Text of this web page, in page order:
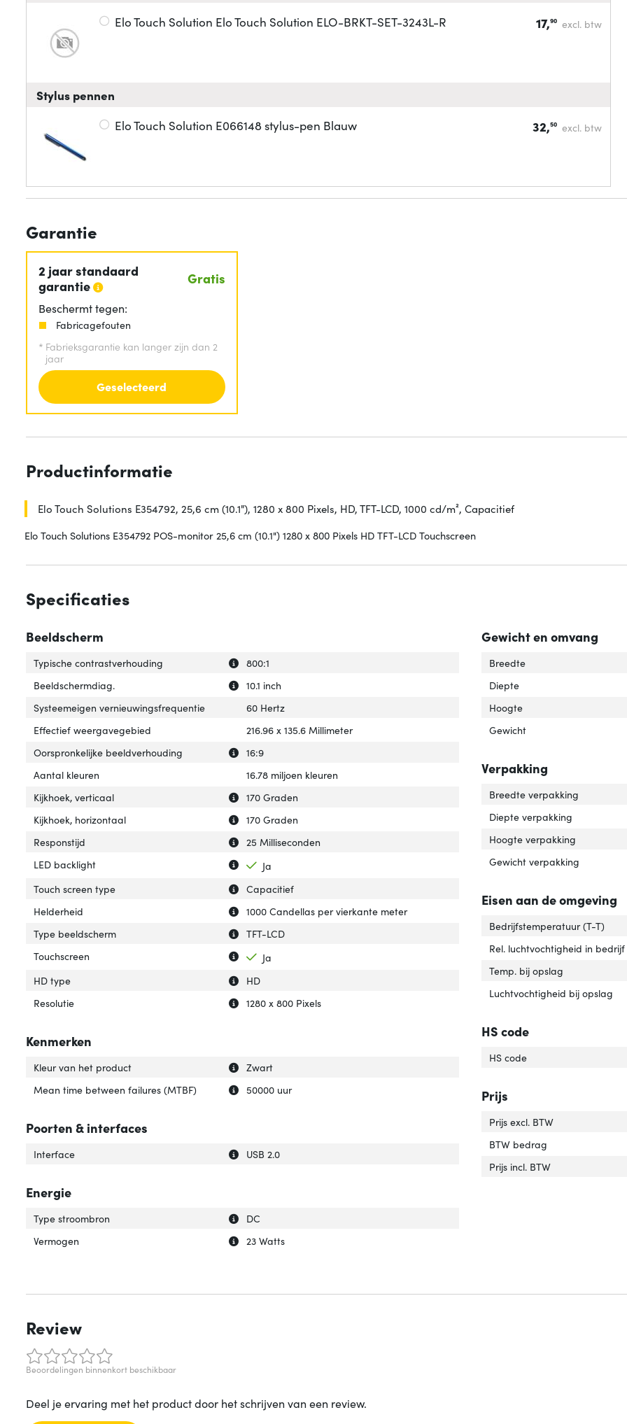
Elo Touch Solution Elo Touch Solution ELO-BRKT-SET-3243L-R 17,90 excl. btw
Stylus pennen
Elo Touch Solution E066148 stylus-pen Blauw 32,50 excl. btw
Garantie
2 jaar standaard
garantie
Gratis
Beschermt tegen:
Fabricagefouten
* Fabrieksgarantie kan langer zijn dan 2
jaar
Geselecteerd
Productinformatie
Elo Touch Solutions E354792, 25,6 cm (10.1"), 1280 x 800 Pixels, HD, TFT-LCD, 1000 cd/m², Capacitief
Elo Touch Solutions E354792 POS-monitor 25,6 cm (10.1") 1280 x 800 Pixels HD TFT-LCD Touchscreen
Specificaties
Beeldscherm
Uitleg over 'Typische contrastverhouding'
Verberg uitleg over 'Typische contrastverhouding'
Typische contrastverhouding
800:1
Uitleg over 'Beeldschermdiag.'
Verberg uitleg over 'Beeldschermdiag.'
Beeldschermdiag.
10.1 inch
Systeemeigen vernieuwingsfrequentie
60 Hertz
Effectief weergavegebied
216.96 x 135.6 Millimeter
Uitleg over 'Oorspronkelijke beeldverhouding'
Verberg uitleg over 'Oorspronkelijke beeldverhouding'
Oorspronkelijke beeldverhouding
16:9
Aantal kleuren
16.78 miljoen kleuren
Uitleg over 'Kijkhoek, verticaal'
Verberg uitleg over 'Kijkhoek, verticaal'
Kijkhoek, verticaal
170 Graden
Uitleg over 'Kijkhoek, horizontaal'
Verberg uitleg over 'Kijkhoek, horizontaal'
Kijkhoek, horizontaal
170 Graden
Uitleg over 'Responstijd'
Verberg uitleg over 'Responstijd'
Responstijd
25 Milliseconden
Uitleg over 'LED backlight'
Verberg uitleg over 'LED backlight'
LED backlight
Ja
Uitleg over 'Touch screen type'
Verberg uitleg over 'Touch screen type'
Touch screen type
Capacitief
Uitleg over 'Helderheid'
Verberg uitleg over 'Helderheid'
Helderheid
1000 Candellas per vierkante meter
Uitleg over 'Type beeldscherm'
Verberg uitleg over 'Type beeldscherm'
Type beeldscherm
TFT-LCD
Uitleg over 'Touchscreen'
Verberg uitleg over 'Touchscreen'
Touchscreen
Ja
Uitleg over 'HD type'
Verberg uitleg over 'HD type'
HD type
HD
Uitleg over 'Resolutie'
Verberg uitleg over 'Resolutie'
Resolutie 1280 x 800 Pixels
Kenmerken
Uitleg over 'Kleur van het product'
Verberg uitleg over 'Kleur van het product'
Kleur van het product
Zwart
Uitleg over 'Mean time between failures (MTBF)'
Verberg uitleg over 'Mean time between failures (MTBF)'
Mean time between failures (MTBF) 50000 uur
Poorten & interfaces
Uitleg over 'Interface'
Verberg uitleg over 'Interface'
Interface USB 2.0
Energie
Uitleg over 'Type stroombron'
Verberg uitleg over 'Type stroombron'
Type stroombron
DC
Uitleg over 'Vermogen'
Verberg uitleg over 'Vermogen'
Vermogen 23 Watts
Gewicht en omvang
Breedte
Diepte
Hoogte
Gewicht
Verpakking
Breedte verpakking
Diepte verpakking
Hoogte verpakking
Gewicht verpakking
Eisen aan de omgeving
Bedrijfstemperatuur (T-T)
Rel. luchtvochtigheid in bedrijf
Temp. bij opslag
Luchtvochtigheid bij opslag
HS code
HS code
Prijs
Prijs excl. BTW
BTW bedrag
Prijs incl. BTW
Review
Beoordelingen binnenkort beschikbaar
Deel je ervaring met het product door het schrijven van een review.